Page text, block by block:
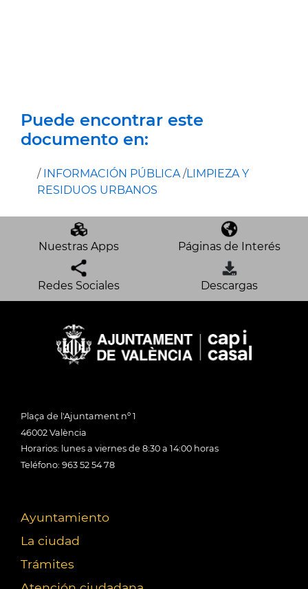
Puede encontrar este
documento en:
/ INFORMACIÓN PÚBLICA /LIMPIEZA Y
RESIDUOS URBANOS
Nuestras Apps Páginas de Interés
Redes Sociales Descargas
Plaça de l'Ajuntament nº 1
46002 València
Horarios: lunes a viernes de 8:30 a 14:00 horas
Teléfono: 963 52 54 78
Ayuntamiento
La ciudad
Trámites